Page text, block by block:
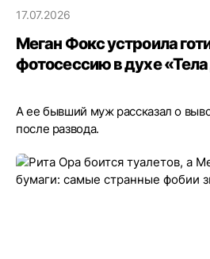
17.07.2026
Меган Фокс устроила
фотосессию в духе
А ее бывший муж рассказал о
после развода.